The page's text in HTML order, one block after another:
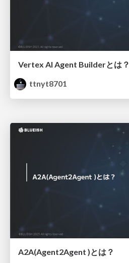
Vertex AI Agent Builderとは？
ttnyt8701
A2A(Agent2Agent )とは？